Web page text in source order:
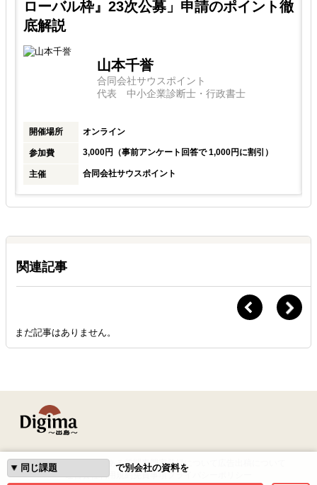
ローバル枠』23次公募」申請のポイント徹
底解説
山本千誉
合同会社サウスポイント
代表 中小企業診断士・行政書士
開催場所 オンライン
参加費 3,000円（事前アンケート回答で 1,000円に割引）
主催 合同会社サウスポイント
関連記事
まだ記事はありません。
で別会社の資料を
はじめての方へ よくある質問 専門家登録について
運営会社利用規約免責事項プライバシーポリシー